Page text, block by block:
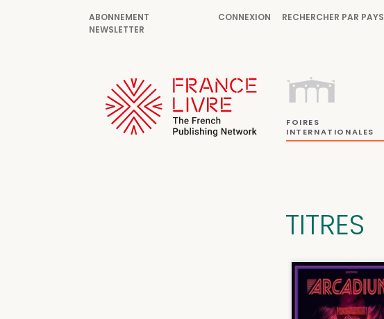
ABONNEMENT
NEWSLETTER
CONNEXION RECHERCHER PAR PAYS
FOIRES
INTERNATIONALES
TITRES